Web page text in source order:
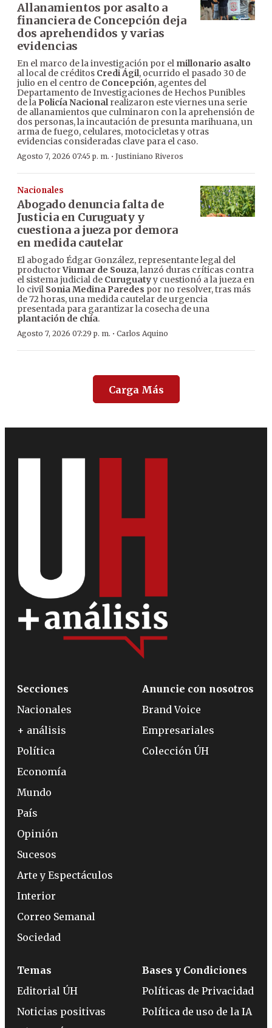
Allanamientos por asalto a
financiera de Concepción deja
dos aprehendidos y varias
evidencias
En el marco de la investigación por el millonario asalto
al local de créditos Credi Ágil, ocurrido el pasado 30 de
julio en el centro de Concepción, agentes del
Departamento de Investigaciones de Hechos Punibles
de la Policía Nacionalrealizaron este viernes una serie
de allanamientos que culminaron con la aprehensión de
dos personas, la incautación de presunta marihuana, un
arma de fuego, celulares, motocicletas y otras
evidencias consideradas clave para el caso.
Agosto 7, 2026 07:45 p. m. · Justiniano Riveros
Nacionales
Abogado denuncia falta de
Justicia en Curuguaty y
cuestiona a jueza por demora
en medida cautelar
El abogado Édgar González, representante legal del
productorViumar de Souza, lanzó duras críticas contra
el sistema judicial de Curuguatyy cuestionó a la jueza en
lo civil Sonia Medina Paredes por no resolver, tras más
de 72 horas, una medida cautelar de urgencia
presentada para garantizar la cosecha de una
plantación de chía.
Agosto 7, 2026 07:29 p. m. · Carlos Aquino
Carga Más
Secciones
Nacionales
+ análisis
Política
Economía
Mundo
País
Opinión
Sucesos
Arte y Espectáculos
Interior
Correo Semanal
Sociedad
Anuncie con nosotros
Brand Voice
Empresariales
Colección ÚH
Temas
Editorial ÚH
Noticias positivas
Bases y Condiciones
Políticas de Privacidad
Política de uso de la IA